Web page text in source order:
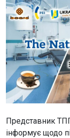
Представник
інформує щодо